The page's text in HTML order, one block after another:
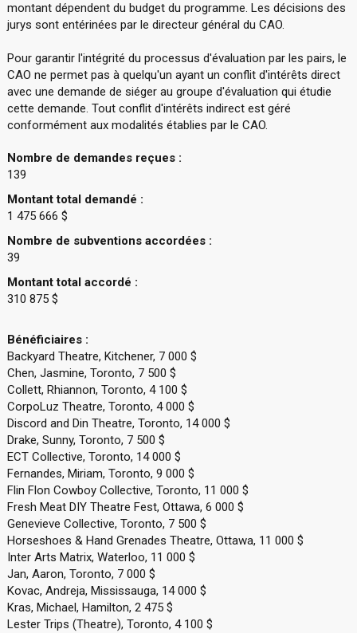
montant dépendent du budget du programme. Les décisions des
jurys sont entérinées par le directeur général du CAO.
Pour garantir l'intégrité du processus d'évaluation par les pairs, le
CAO ne permet pas à quelqu'un ayant un conflit d'intérêts direct
avec une demande de siéger au groupe d'évaluation qui étudie
cette demande. Tout conflit d'intérêts indirect est géré
conformément aux modalités établies par le CAO.
Nombre de demandes reçues :
139
Montant total demandé :
1 475 666 $
Nombre de subventions accordées :
39
Montant total accordé :
310 875 $
Bénéficiaires :
Backyard Theatre, Kitchener, 7 000 $
Chen, Jasmine, Toronto, 7 500 $
Collett, Rhiannon, Toronto, 4 100 $
CorpoLuz Theatre, Toronto, 4 000 $
Discord and Din Theatre, Toronto, 14 000 $
Drake, Sunny, Toronto, 7 500 $
ECT Collective, Toronto, 14 000 $
Fernandes, Miriam, Toronto, 9 000 $
Flin Flon Cowboy Collective, Toronto, 11 000 $
Fresh Meat DIY Theatre Fest, Ottawa, 6 000 $
Genevieve Collective, Toronto, 7 500 $
Horseshoes & Hand Grenades Theatre, Ottawa, 11 000 $
Inter Arts Matrix, Waterloo, 11 000 $
Jan, Aaron, Toronto, 7 000 $
Kovac, Andreja, Mississauga, 14 000 $
Kras, Michael, Hamilton, 2 475 $
Lester Trips (Theatre), Toronto, 4 100 $